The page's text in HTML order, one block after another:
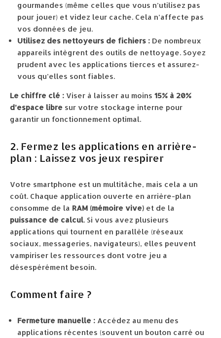
gourmandes (même celles que vous n’utilisez pas
pour jouer) et videz leur cache. Cela n’affecte pas
vos données de jeu.
Utilisez des nettoyeurs de fichiers : De nombreux
appareils intègrent des outils de nettoyage. Soyez
prudent avec les applications tierces et assurez-
vous qu’elles sont fiables.
Le chiffre clé : Viser à laisser au moins 15% à 20%
d’espace libre sur votre stockage interne pour
garantir un fonctionnement optimal.
2. Fermez les applications en arrière-
plan : Laissez vos jeux respirer
Votre smartphone est un multitâche, mais cela a un
coût. Chaque application ouverte en arrière-plan
consomme de la RAM (mémoire vive) et de la
puissance de calcul. Si vous avez plusieurs
applications qui tournent en parallèle (réseaux
sociaux, messageries, navigateurs), elles peuvent
vampiriser les ressources dont votre jeu a
désespérément besoin.
Comment faire ?
Fermeture manuelle : Accédez au menu des
applications récentes (souvent un bouton carré ou